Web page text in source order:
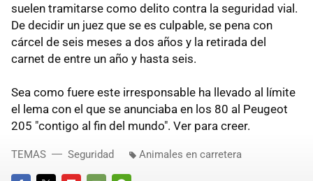
suelen tramitarse como delito contra la seguridad vial.
De decidir un juez que se es culpable, se pena con
cárcel de seis meses a dos años y la retirada del
carnet de entre un año y hasta seis.
Sea como fuere este irresponsable ha llevado al límite
el lema con el que se anunciaba en los 80 al Peugeot
205 "contigo al fin del mundo". Ver para creer.
TEMAS Seguridad Animales en carretera